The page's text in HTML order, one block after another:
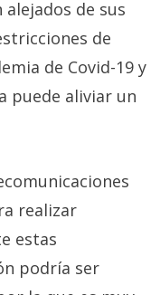
de sus
de
de Covid-19 y
puede aliviar un
realizar
estas
podría ser